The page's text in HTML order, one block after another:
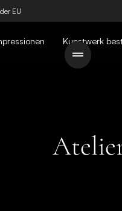
EU
Kunstwerk